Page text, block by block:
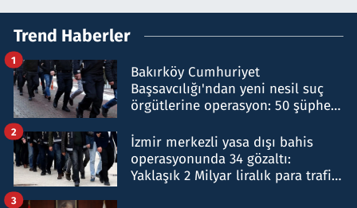
Trend Haberler
Bakırköy Cumhuriyet
Başsavcılığı'ndan yeni nesil suç
örgütlerine operasyon: 50 şüpheli
1
İzmir merkezli yasa dışı bahis
operasyonunda 34 gözaltı:
Yaklaşık 2 Milyar liralık para trafiği
2
3